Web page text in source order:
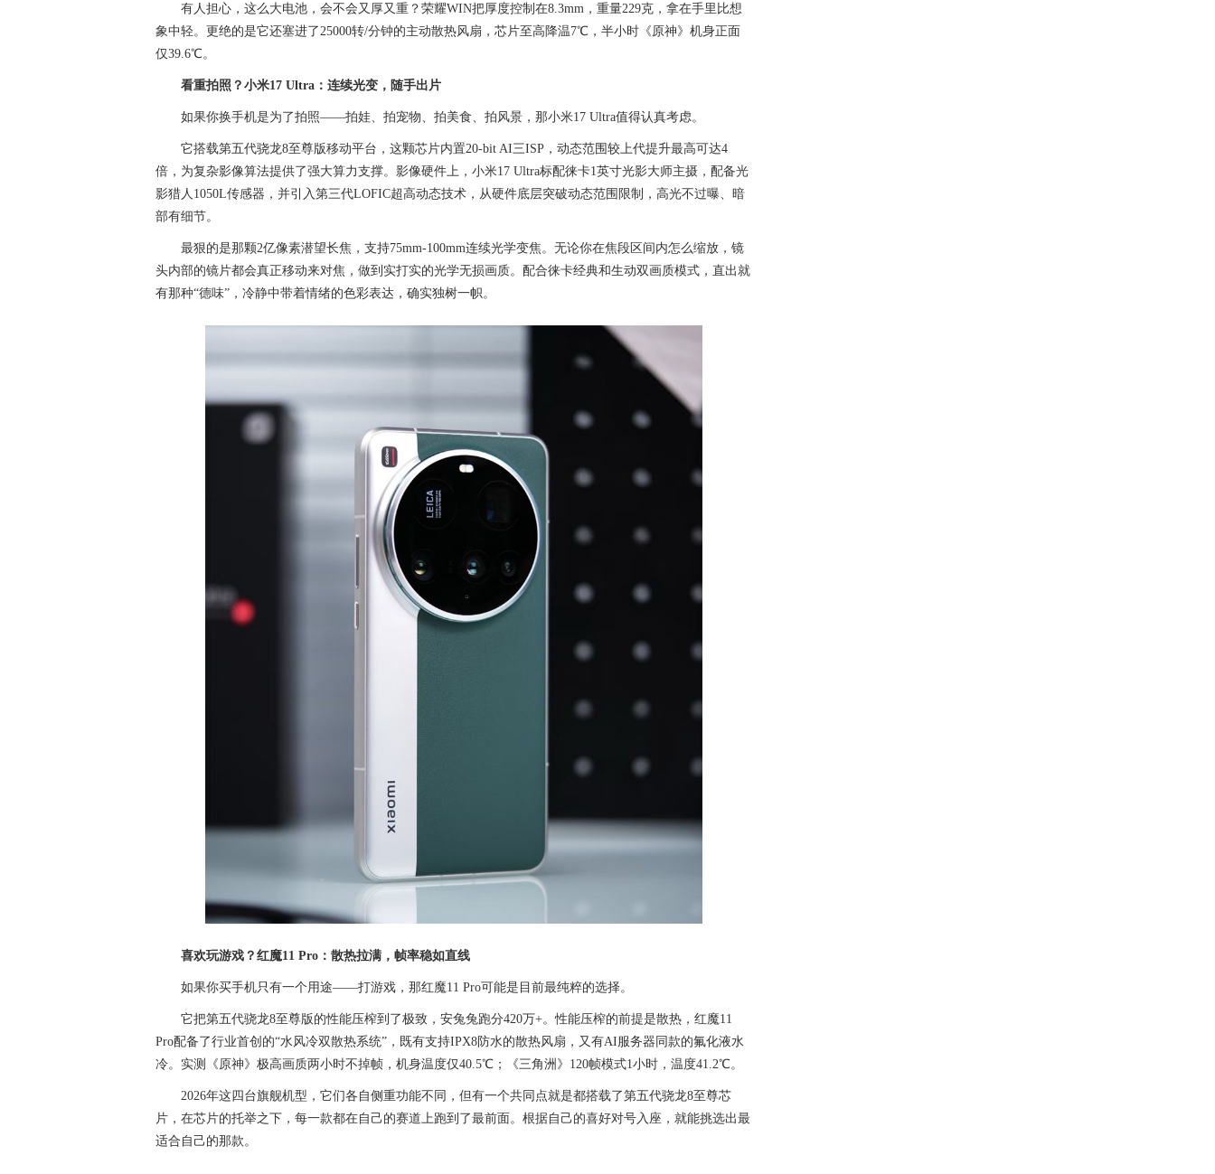
有人担心，这么大电池，会不会又厚又重？荣耀WIN把厚度控制在8.3mm，重量229克，拿在手里比想
象中轻。更绝的是它还塞进了25000转/分钟的主动散热风扇，芯片至高降温7℃，半小时《原神》机身正面
仅39.6℃。
看重拍照？小米17 Ultra：连续光变，随手出片
如果你换手机是为了拍照——拍娃、拍宠物、拍美食、拍风景，那小米17 Ultra值得认真考虑。
它搭载第五代骁龙8至尊版移动平台，这颗芯片内置20-bit AI三ISP，动态范围较上代提升最高可达4
倍，为复杂影像算法提供了强大算力支撑。影像硬件上，小米17 Ultra标配徕卡1英寸光影大师主摄，配备光
影猎人1050L传感器，并引入第三代LOFIC超高动态技术，从硬件底层突破动态范围限制，高光不过曝、暗
部有细节。
最狠的是那颗2亿像素潜望长焦，支持75mm-100mm连续光学变焦。无论你在焦段区间内怎么缩放，镜
头内部的镜片都会真正移动来对焦，做到实打实的光学无损画质。配合徕卡经典和生动双画质模式，直出就
有那种“德味”，冷静中带着情绪的色彩表达，确实独树一帜。
喜欢玩游戏？红魔11 Pro：散热拉满，帧率稳如直线
如果你买手机只有一个用途——打游戏，那红魔11 Pro可能是目前最纯粹的选择。
它把第五代骁龙8至尊版的性能压榨到了极致，安兔兔跑分420万+。性能压榨的前提是散热，红魔11
Pro配备了行业首创的“水风冷双散热系统”，既有支持IPX8防水的散热风扇，又有AI服务器同款的氟化液水
冷。实测《原神》极高画质两小时不掉帧，机身温度仅40.5℃；《三角洲》120帧模式1小时，温度41.2℃。
2026年这四台旗舰机型，它们各自侧重功能不同，但有一个共同点就是都搭载了第五代骁龙8至尊芯
片，在芯片的托举之下，每一款都在自己的赛道上跑到了最前面。根据自己的喜好对号入座，就能挑选出最
适合自己的那款。